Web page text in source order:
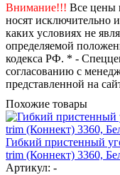
Внимание!!! Все цены
носят исключительно
каких условиях не
определяемой
кодекса РФ. * -
согласованию с
представленной на
Похожие товары
Гибкий пристенный
trim (Коннект) 3360,
Артикул: -